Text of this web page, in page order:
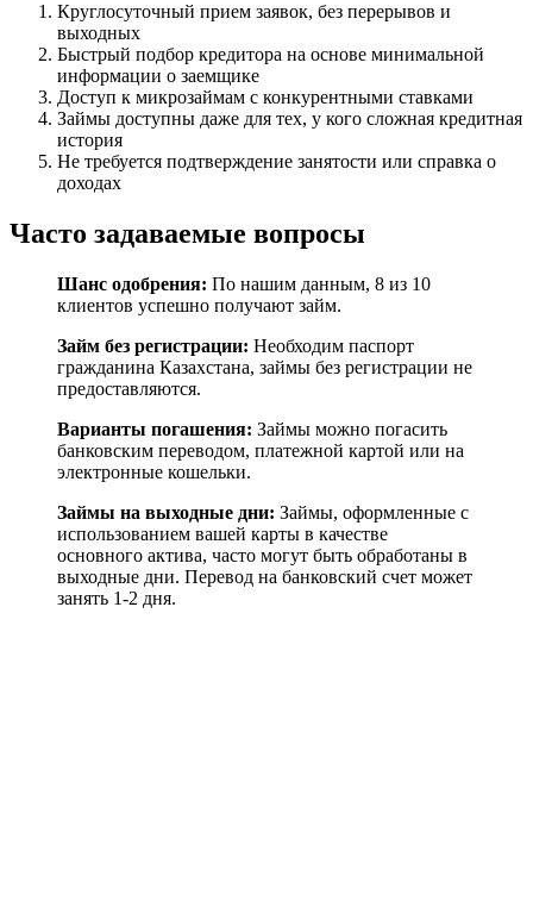
Круглосуточный прием заявок, без перерывов и
выходных
Быстрый подбор кредитора на основе минимальной
информации о заемщике
Доступ к микрозаймам с конкурентными ставками
Займы доступны даже для тех, у кого сложная кредитная
история
Не требуется подтверждение занятости или справка о
доходах
Часто задаваемые вопросы
Шанс одобрения: По нашим данным, 8 из 10
клиентов успешно получают займ.
Займ без регистрации: Необходим паспорт
гражданина Казахстана, займы без регистрации не
предоставляются.
Варианты погашения: Займы можно погасить
банковским переводом, платежной картой или на
электронные кошельки.
Займы на выходные дни: Займы, оформленные с
использованием вашей карты в качестве
основного актива, часто могут быть обработаны в
выходные дни. Перевод на банковский счет может
занять 1-2 дня.